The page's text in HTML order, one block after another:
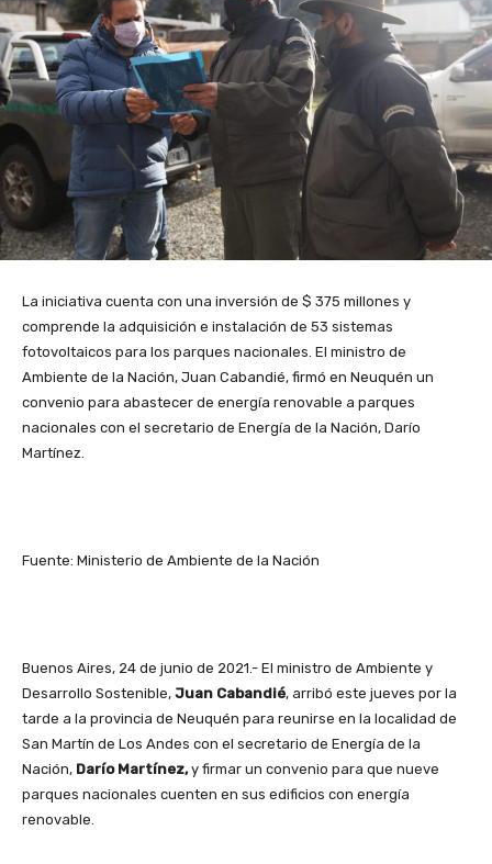
La iniciativa cuenta con una inversión de $ 375 millones y
comprende la adquisición e instalación de 53 sistemas
fotovoltaicos para los parques nacionales. El ministro de
Ambiente de la Nación, Juan Cabandié, firmó en Neuquén un
convenio para abastecer de energía renovable a parques
nacionales con el secretario de Energía de la Nación, Darío
Martínez.
Fuente: Ministerio de Ambiente de la Nación
Buenos Aires, 24 de junio de 2021.- El ministro de Ambiente y
Desarrollo Sostenible, Juan Cabandié, arribó este jueves por la
tarde a la provincia de Neuquén para reunirse en la localidad de
San Martín de Los Andes con el secretario de Energía de la
Nación, Darío Martínez,y firmar un convenio para que nueve
parques nacionales cuenten en sus edificios con energía
renovable.